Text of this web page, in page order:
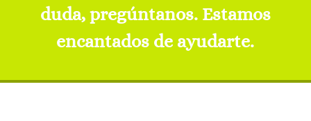
duda, pregúntanos. Estamos
encantados de ayudarte.